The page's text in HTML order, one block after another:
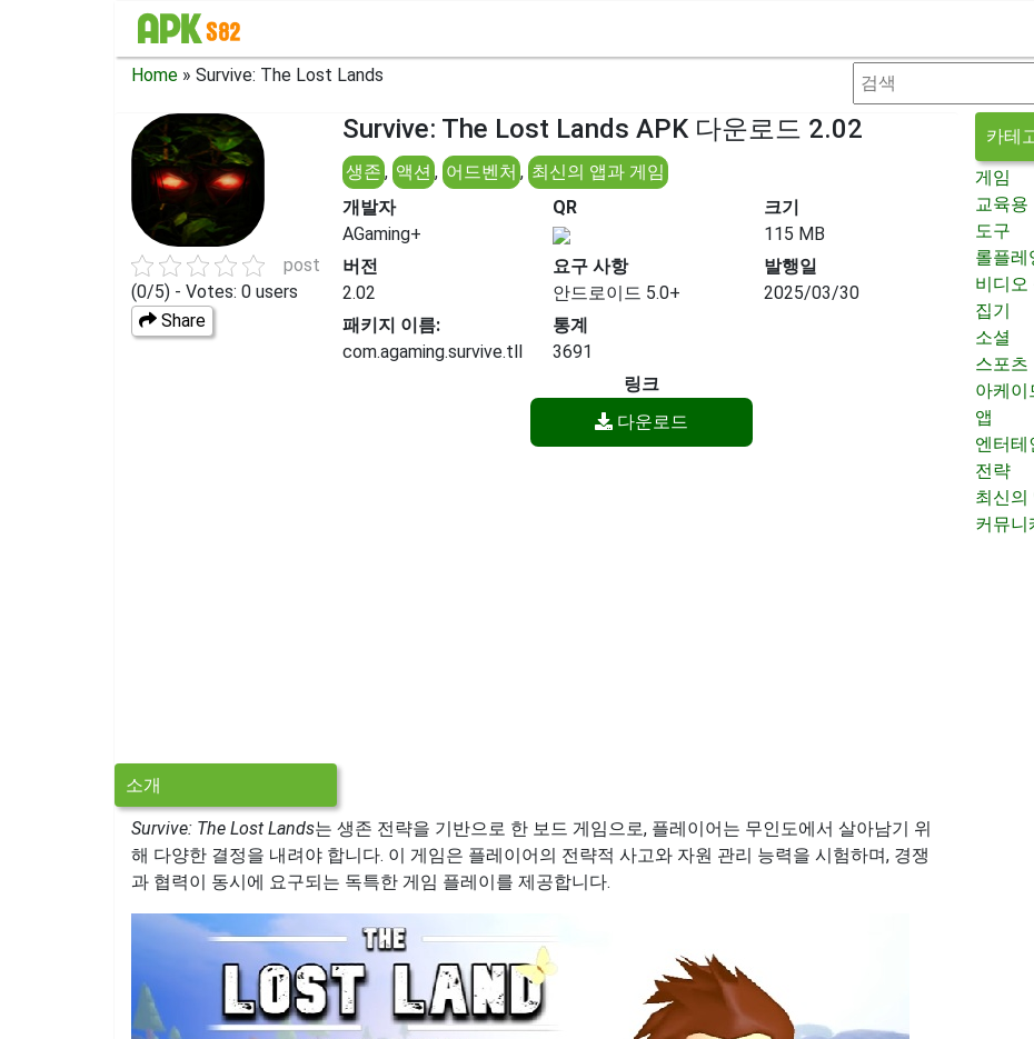
Home » Survive: The Lost Lands
post
(0/5) - Votes: 0 users
Share
Survive: The Lost Lands APK 다운로드 2.02
생존, 액션 , 어드벤처 , 최신의 앱과 게임
개발자
AGaming+
QR
크기
115 MB
버전
2.02
요구 사항
안드로이드 5.0+
발행일
2025/03/30
패키지 이름:
com.agaming.survive.tll
통계
3691
링크
다운로드
소개
Survive: The Lost Lands는 생존 전략을 기반으로 한 보드 게임으로, 플레이어는 무인도에서 살아남기 위
해 다양한 결정을 내려야 합니다. 이 게임은 플레이어의 전략적 사고와 자원 관리 능력을 시험하며, 경쟁
과 협력이 동시에 요구되는 독특한 게임 플레이를 제공합니다.
카테
게임
교육용
도구
롤플레
비디오
집기
소셜
스포츠
아케이
앱
엔터테
전략
최신의
커뮤니